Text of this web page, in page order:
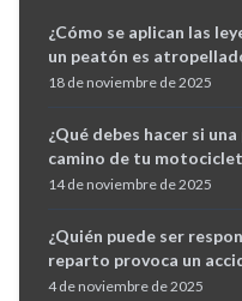
¿Cómo se aplican las
un peatón es
18 de noviembre de 2025
¿Qué debes hacer si
camino de tu
14 de noviembre de 2025
¿Quién puede ser
reparto provoca un
4 de noviembre de 2025